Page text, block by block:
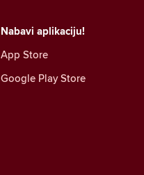
Nabavi aplikaciju!
App Store
Google Play Store